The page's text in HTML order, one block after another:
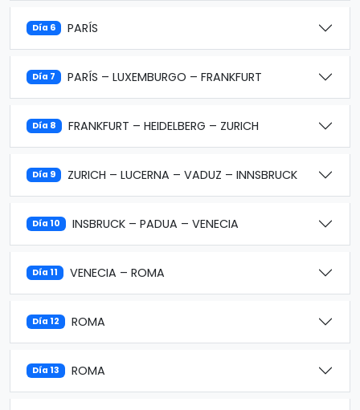
Día 6 PARÍS
Día 7 PARÍS – LUXEMBURGO – FRANKFURT
Día 8 FRANKFURT – HEIDELBERG – ZURICH
Día 9 ZURICH – LUCERNA – VADUZ – INNSBRUCK
Día 10 INSBRUCK – PADUA – VENECIA
Día 11 VENECIA – ROMA
Día 12 ROMA
Día 13 ROMA